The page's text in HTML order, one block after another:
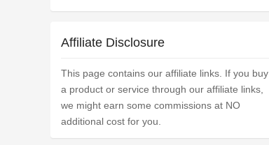
Affiliate Disclosure
This page contains our affiliate links. If you buy
a product or service through our affiliate links,
we might earn some commissions at NO
additional cost for you.